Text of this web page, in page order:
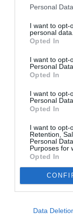
Personal
I want to opt-
personal data.
Opted In
I want to opt-
Personal Data.
Opted In
I want to opt-
Personal
Opted In
I want to opt-
Retention,
Personal
Purposes for
Opted In
Data
Banny se
23/10/2015, 10:23 pm
LETTRES DES
CONGO
rue contre le